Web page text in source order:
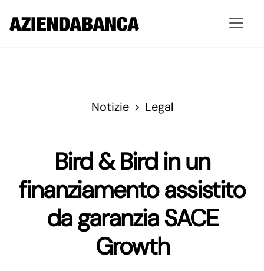
Notizie Legal
Bird & Bird in un
finanziamento assistito
da garanzia SACE
Growth